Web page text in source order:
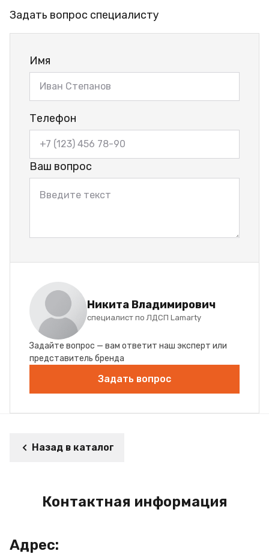
Задать вопрос специалисту
Имя
Телефон
Ваш вопрос
Никита Владимирович
специалист по ЛДСП Lamarty
Задайте вопрос — вам ответит наш эксперт или
представитель бренда
Задать вопрос
Назад в каталог
Контактная информация
Адрес: